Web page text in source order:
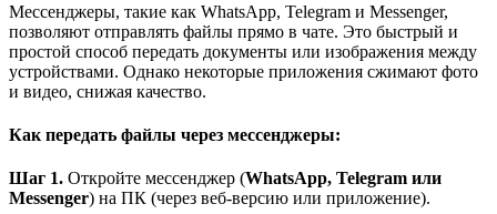
Мессенджеры, такие как WhatsApp, Telegram и Messenger,
позволяют отправлять файлы прямо в чате. Это быстрый и
простой способ передать документы или изображения между
устройствами. Однако некоторые приложения сжимают фото
и видео, снижая качество.
Как передать файлы через мессенджеры:
Шаг 1. Откройте мессенджер (WhatsApp, Telegram или
Messenger) на ПК (через веб-версию или приложение).